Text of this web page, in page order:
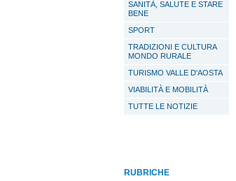
SANITÀ, SALUTE E STARE
BENE
SPORT
TRADIZIONI E CULTURA
MONDO RURALE
TURISMO VALLE D'AOSTA
VIABILITÀ E MOBILITÀ
TUTTE LE NOTIZIE
RUBRICHE